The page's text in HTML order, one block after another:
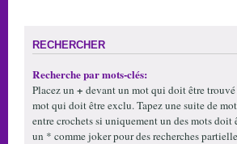
RECHERCHER
Recherche par mots-clés:
Placez un + devant un mot qui doit être trouvé
mot qui doit être exclu. Tapez une suite de
entre crochets si uniquement un des mots
un * comme joker pour des recherches